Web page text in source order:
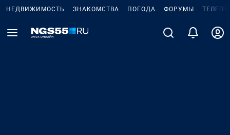
НЕДВИЖИМОСТЬ ЗНАКОМСТВА ПОГОДА ФОРУМЫ